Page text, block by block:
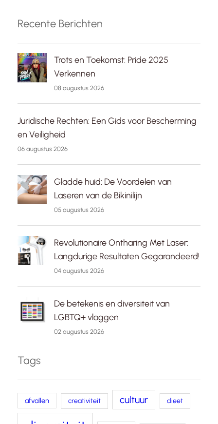
Recente Berichten
Trots en Toekomst: Pride 2025
Verkennen
08 augustus 2026
Juridische Rechten: Een Gids voor Bescherming
en Veiligheid
06 augustus 2026
Gladde huid: De Voordelen van
Laseren van de Bikinilijn
05 augustus 2026
Revolutionaire Ontharing Met Laser:
Langdurige Resultaten Gegarandeerd!
04 augustus 2026
De betekenis en diversiteit van
LGBTQ+ vlaggen
02 augustus 2026
Tags
afvallen creativiteit cultuur dieet